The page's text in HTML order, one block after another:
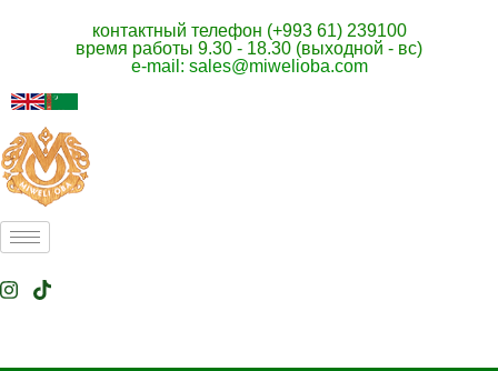
контактный телефон (+993 61) 239100
время работы 9.30 - 18.30 (выходной - вс)
e-mail: sales@miwelioba.com